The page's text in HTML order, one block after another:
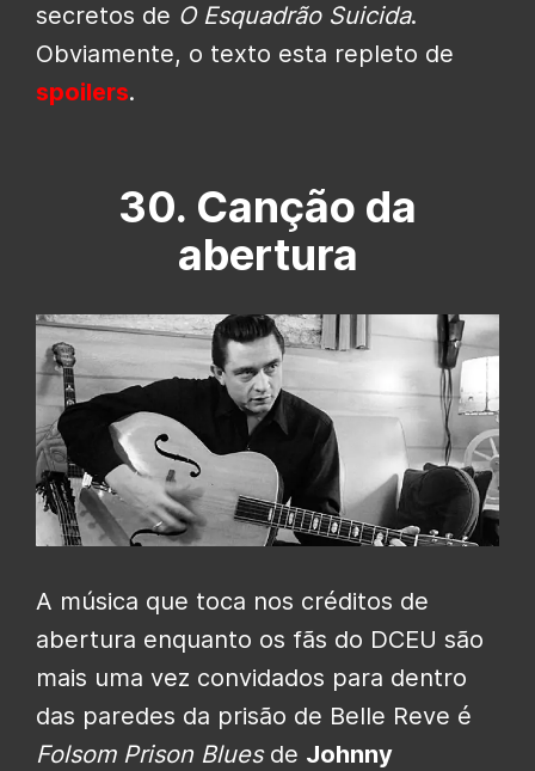
secretos de O Esquadrão Suicida.
Obviamente, o texto esta repleto de
spoilers.
30. Canção da
abertura
A música que toca nos créditos de
abertura enquanto os fãs do DCEU são
mais uma vez convidados para dentro
das paredes da prisão de Belle Reve é
Folsom Prison Bluesde Johnny